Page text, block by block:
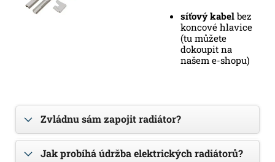
síťový kabel bez
koncové hlavice
(tu můžete
dokoupit na
našem e-shopu)
Zvládnu sám zapojit radiátor?
Jak probíhá údržba elektrických radiátorů?